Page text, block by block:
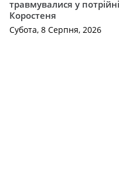
травмувалися у
Коростеня
Субота, 8 Серпня, 2026